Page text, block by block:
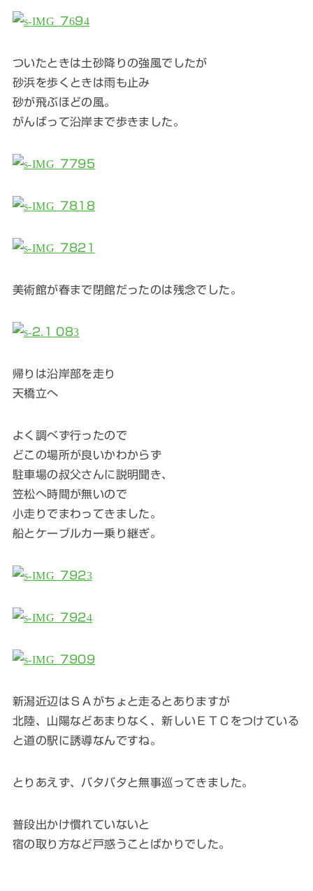
ついたときは土砂降りの強風でしたが
砂浜を歩くときは雨も止み
砂が飛ぶほどの風。
がんばって沿岸まで歩きました。
美術館が春まで閉館だったのは残念でした。
帰りは沿岸部を走り
天橋立へ
よく調べず行ったので
どこの場所が良いかわからず
駐車場の叔父さんに説明聞き、
笠松へ時間が無いので
小走りでまわってきました。
船とケーブルカー乗り継ぎ。
新潟近辺はＳＡがちょと走るとありますが
北陸、山陽などあまりなく、新しいＥＴＣをつけている
と道の駅に誘導なんですね。
とりあえず、バタバタと無事巡ってきました。
普段出かけ慣れていないと
宿の取り方など戸惑うことばかりでした。